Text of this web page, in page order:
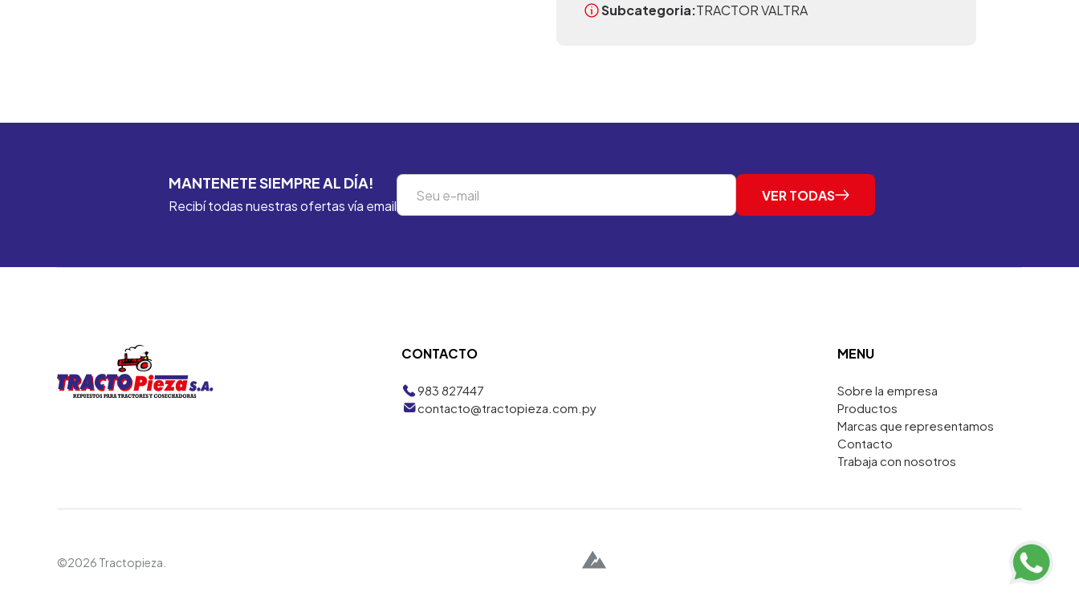
Subcategoria:TRACTOR VALTRA
MANTENETE SIEMPRE AL DÍA!
Recibí todas nuestras ofertas vía email
VER TODAS
CONTACTO
983 827447
contacto@tractopieza.com.py
MENU
Sobre la empresa
Productos
Marcas que representamos
Contacto
Trabaja con nosotros
©2026 Tractopieza.